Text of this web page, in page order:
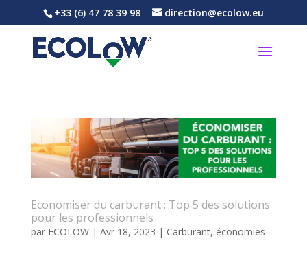
+33 (6) 47 78 39 98 direction@ecolow.eu
Economiser du carburant : Top 5 des solutions
pour les professionnels
par ECOLOW| Avr 18, 2023 | Carburant, économies